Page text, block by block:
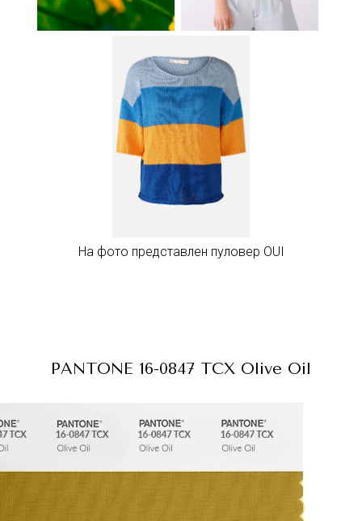
На фото представлен пуловер OUI
PANTONE 16-0847 TCX Olive Oil